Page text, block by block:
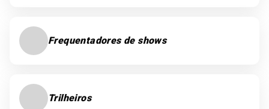
Frequentadores de shows
Trilheiros